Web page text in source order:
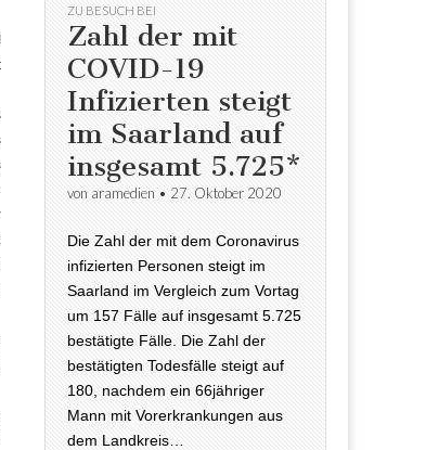
ZU BESUCH BEI
Zahl der mit
COVID-19
Infizierten steigt
im Saarland auf
insgesamt 5.725*
von aramedien • 27. Oktober 2020
Die Zahl der mit dem Coronavirus
infizierten Personen steigt im
Saarland im Vergleich zum Vortag
um 157 Fälle auf insgesamt 5.725
bestätigte Fälle. Die Zahl der
bestätigten Todesfälle steigt auf
180, nachdem ein 66jähriger
Mann mit Vorerkrankungen aus
dem Landkreis…